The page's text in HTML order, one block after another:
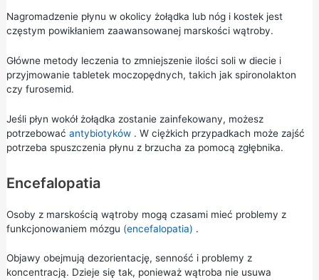
Nagromadzenie płynu w okolicy żołądka lub nóg i kostek jest
częstym powikłaniem zaawansowanej marskości wątroby.
Główne metody leczenia to zmniejszenie ilości soli w diecie i
przyjmowanie tabletek moczopędnych, takich jak spironolakton
czy furosemid.
Jeśli płyn wokół żołądka zostanie zainfekowany, możesz
potrzebować antybiotyków. W ciężkich przypadkach może zajść
potrzeba spuszczenia płynu z brzucha za pomocą zgłębnika.
Encefalopatia
Osoby z marskością wątroby mogą czasami mieć problemy z
funkcjonowaniem mózgu (encefalopatia) .
Objawy obejmują dezorientację, senność i problemy z
koncentracją. Dzieje się tak, ponieważ wątroba nie usuwa